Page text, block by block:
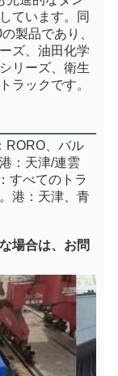
ています。同
製品であり、
ズ、油田化学
リーズ、衛生
ラックです。
RORO、バル
：天津/連雲
すべてのトラ
港：天津、青
場合は、お問